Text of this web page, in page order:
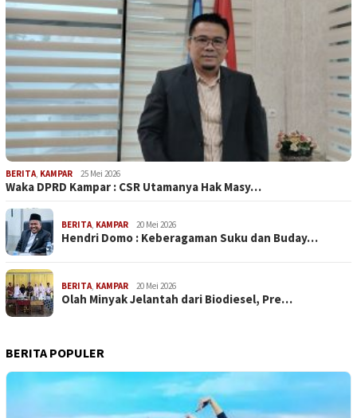
BERITA, KAMPAR 25 Mei 2026
Waka DPRD Kampar : CSR Utamanya Hak Masy…
BERITA, KAMPAR 20 Mei 2026
Hendri Domo : Keberagaman Suku dan Buday…
BERITA, KAMPAR 20 Mei 2026
Olah Minyak Jelantah dari Biodiesel, Pre…
BERITA POPULER